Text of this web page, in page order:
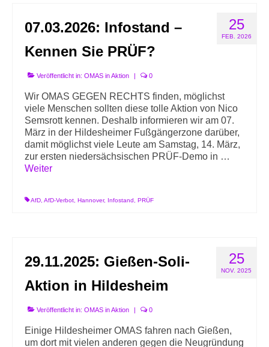
25
FEB. 2026
07.03.2026: Infostand –
Kennen Sie PRÜF?
Veröffentlicht in: OMAS in Aktion | 0
Wir OMAS GEGEN RECHTS finden, möglichst
viele Menschen sollten diese tolle Aktion von Nico
Semsrott kennen. Deshalb informieren wir am 07.
März in der Hildesheimer Fußgängerzone darüber,
damit möglichst viele Leute am Samstag, 14. März,
zur ersten niedersächsischen PRÜF-Demo in …
Weiter
AfD AfD-Verbot Hannover, Infostand PRÜF
25
NOV. 2025
29.11.2025: Gießen-Soli-
Aktion in Hildesheim
Veröffentlicht in: OMAS in Aktion | 0
Einige Hildesheimer OMAS fahren nach Gießen,
um dort mit vielen anderen gegen die Neugründung